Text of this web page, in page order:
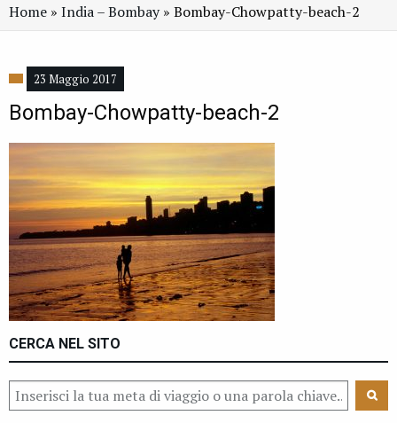
Home » India – Bombay» Bombay-Chowpatty-beach-2
23 Maggio 2017
Bombay-Chowpatty-beach-2
CERCA NEL SITO